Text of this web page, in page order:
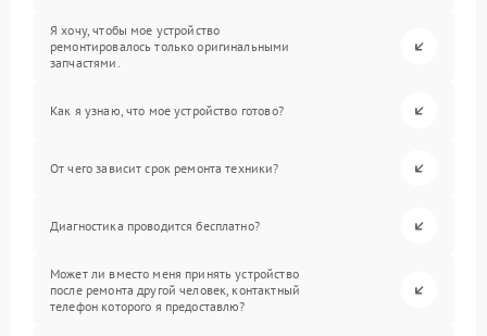
Я хочу, чтобы мое устройство
ремонтировалось только оригинальными
запчастями.
Как я узнаю, что мое устройство готово?
От чего зависит срок ремонта техники?
Диагностика проводится бесплатно?
Может ли вместо меня принять устройство
после ремонта другой человек, контактный
телефон которого я предоставлю?